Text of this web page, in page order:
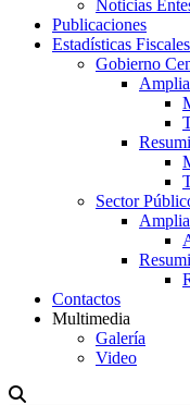
Noticias
Publicaciones
Estadísticas Fiscales
Gobierno
Sector
Contactos
Multimedia
Galería
Video